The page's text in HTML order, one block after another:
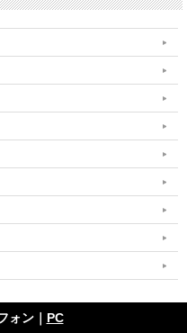
ォン｜ PC